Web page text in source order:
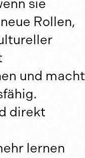
sie
Rollen,
und macht
direkt
lernen